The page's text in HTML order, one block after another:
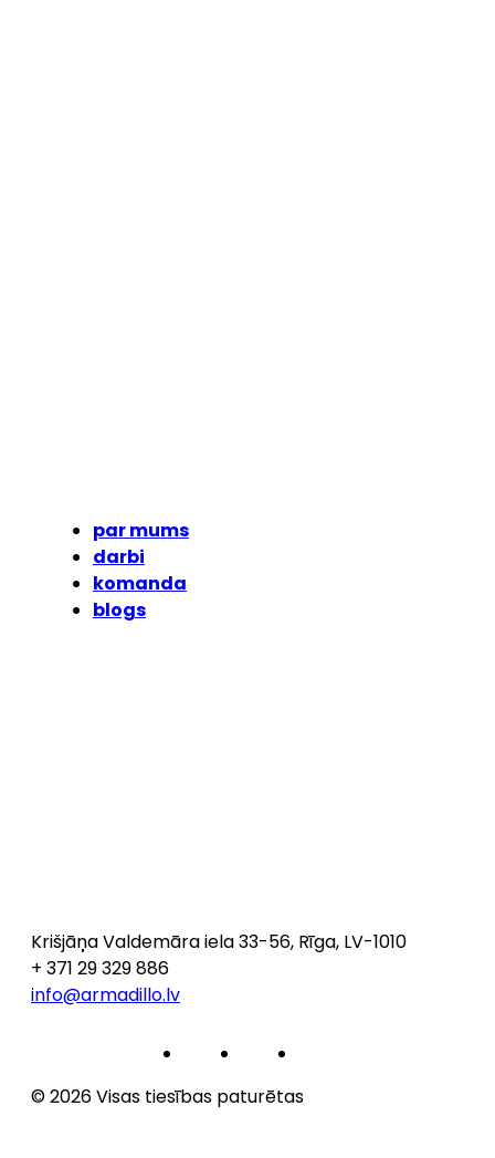
par mums
darbi
komanda
blogs
Krišjāņa Valdemāra iela 33-56, Rīga, LV-1010
+ 371 29 329 886
info@armadillo.lv
© 2026 Visas tiesības paturētas